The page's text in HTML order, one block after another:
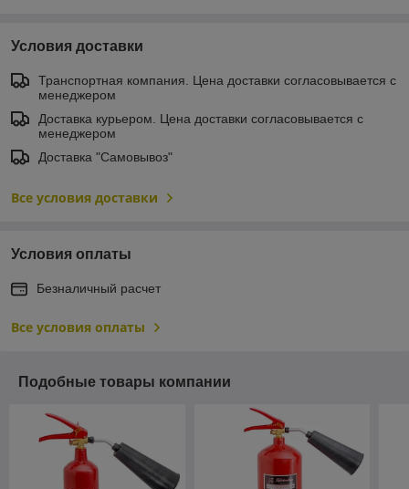
Условия доставки
Транспортная компания. Цена доставки согласовывается с
менеджером
Доставка курьером. Цена доставки согласовывается с
менеджером
Доставка "Самовывоз"
Все условия доставки
Условия оплаты
Безналичный расчет
Все условия оплаты
Подобные товары компании